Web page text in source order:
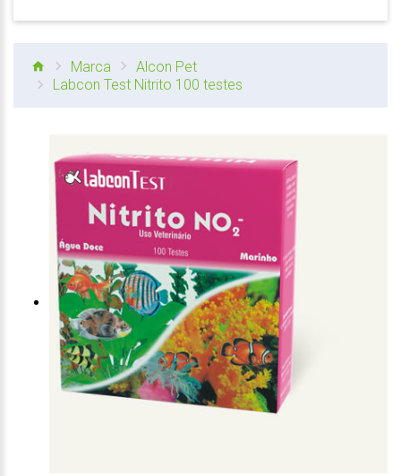
Marca
Alcon Pet
Labcon Test Nitrito 100 testes